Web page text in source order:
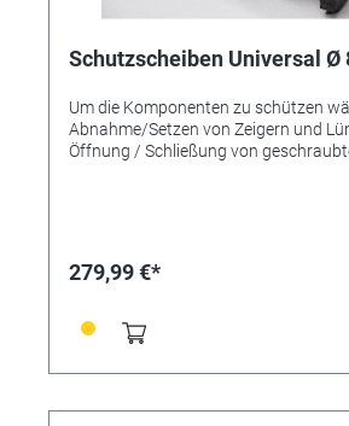
Schutzscheiben Universal Ø
Um die Komponenten zu schützen
Abnahme/Setzen von Zeigern und
Öffnung / Schließung von
279,99 €*